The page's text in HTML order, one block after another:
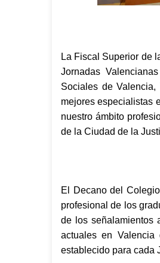
La Fiscal Superior de
Jornadas
Sociales de Valencia,
mejores especialistas
nuestro ámbito
de la Ciudad de la
El Decano del
profesional de los
de los señalamientos
actuales en
establecido para cada